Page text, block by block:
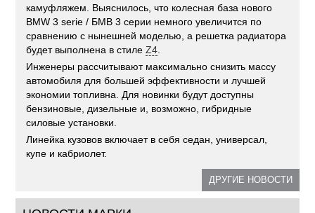
камуфляжем. Выяснилось, что колесная база нового
BMW 3 serie / БМВ 3 серии немного увеличится по
сравнению с нынешней моделью, а решетка радиатора
будет выполнена в стилеZ4
Инженеры рассчитывают максимально снизить массу
автомобиля для большей эффективности и лучшей
экономии топливна. Для новинки будут доступны
бензиновые, дизельные и, возможно, гибридные
силовые установки.
Линейка кузовов включает в себя седан, универсал,
купе и кабриолет.
ДРУГИЕ НОВОСТИ